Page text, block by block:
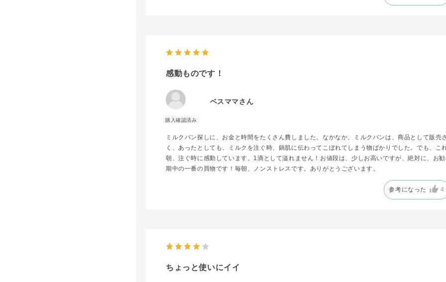
感動ものです！
ベスママさん
ミルクパン探しに、お金と時間をたくさん費しました。なかなか、ミルクパンは、商品として販売
く、あったとしても、ミルクを注ぐ時、鍋肌に伝わってこぼれてしまう物ばかりでした。でも、こ
朝、注ぐ時に感動しています。1滴として溢れません！お値段は、少しお高いですが、絶対に、お
期中の一番の買物です！毎朝、ノンストレスです。ありがとうございます。
参考になった 4
ちょっと使いにイイ